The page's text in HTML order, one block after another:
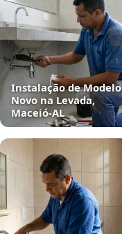
Instalação de Modelo
Novo na Levada,
Maceió‑AL